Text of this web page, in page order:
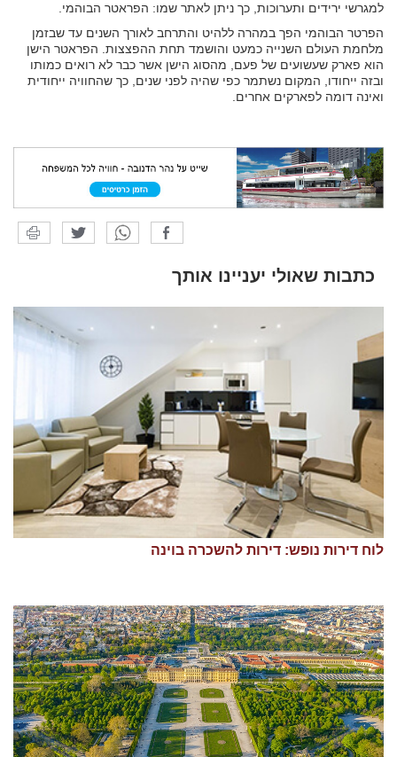
למגרשי ירידים ותערוכות, כך ניתן לאתר שמו: הפראטר הבוהמי.
הפרטר הבוהמי הפך במהרה ללהיט והתרחב לאורך השנים עד שבזמן
מלחמת העולם השנייה כמעט והושמד תחת ההפצצות. הפראטר הישן
הוא פארק שעשועים של פעם, מהסוג הישן אשר כבר לא רואים כמותו
ובזה ייחודו, המקום נשתמר כפי שהיה לפני שנים, כך שהחוויה ייחודית
ואינה דומה לפארקים אחרים.
כתבות שאולי יעניינו אותך
לוח דירות נופש: דירות להשכרה בוינה